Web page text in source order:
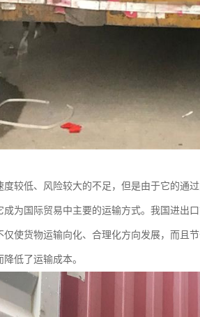
较低、风险较大的不足，但是由于它的通
为国际贸易中主要的运输方式。我国进出
使货物运输向化、合理化方向发展，而且
低了运输成本。